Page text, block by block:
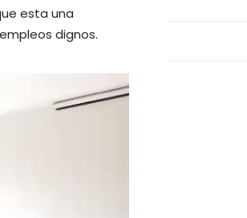
esta una
dignos.